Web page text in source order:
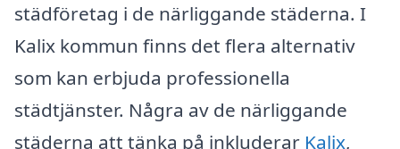
städföretag i de närliggande städerna. I
Kalix kommun finns det flera alternativ
som kan erbjuda professionella
städtjänster. Några av de närliggande
städerna att tänka på inkluderar Kalix,